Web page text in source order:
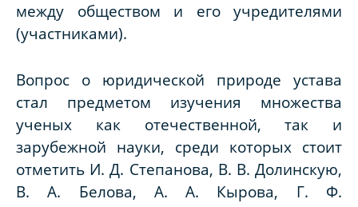
между обществом и его учредителями
(участниками).
Вопрос о юридической природе устава
стал предметом изучения множества
ученых как отечественной, так и
зарубежной науки, среди которых стоит
отметить И. Д. Степанова, В. В. Долинскую,
В. А. Белова, А. А. Кырова, Г. Ф.